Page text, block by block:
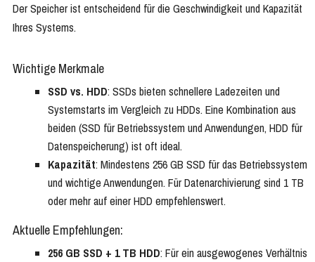
Der Speicher ist entscheidend für die Geschwindigkeit und Kapazität
Ihres Systems.
Wichtige Merkmale
SSD vs. HDD: SSDs bieten schnellere Ladezeiten und
Systemstarts im Vergleich zu HDDs. Eine Kombination aus
beiden (SSD für Betriebssystem und Anwendungen, HDD für
Datenspeicherung) ist oft ideal.
Kapazität: Mindestens 256 GB SSD für das Betriebssystem
und wichtige Anwendungen. Für Datenarchivierung sind 1 TB
oder mehr auf einer HDD empfehlenswert.
Aktuelle Empfehlungen:
256 GB SSD + 1 TB HDD: Für ein ausgewogenes Verhältnis